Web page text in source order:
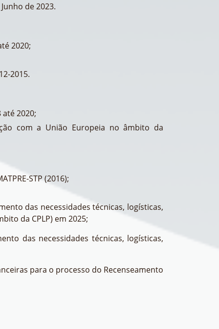
de 2023.
2020;
2015.
2020;
com a União Europeia no âmbito da
STP (2016);
das necessidades técnicas, logísticas,
da CPLP) em 2025;
das necessidades técnicas, logísticas,
para o processo do Recenseamento